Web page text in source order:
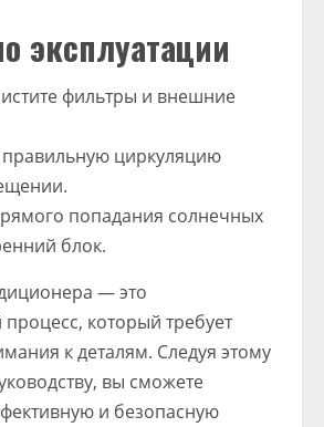
эксплуатации
фильтры и внешние
циркуляцию
попадания солнечных
блок.
— это
процесс, который требует
к деталям. Следуя этому
вы сможете
и безопасную